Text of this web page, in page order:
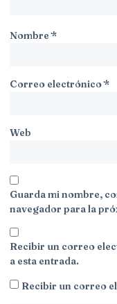
Nombre*
Correo electrónico*
Web
Guarda mi nombre,
navegador para la
Recibir un correo
a esta entrada.
Recibir un correo